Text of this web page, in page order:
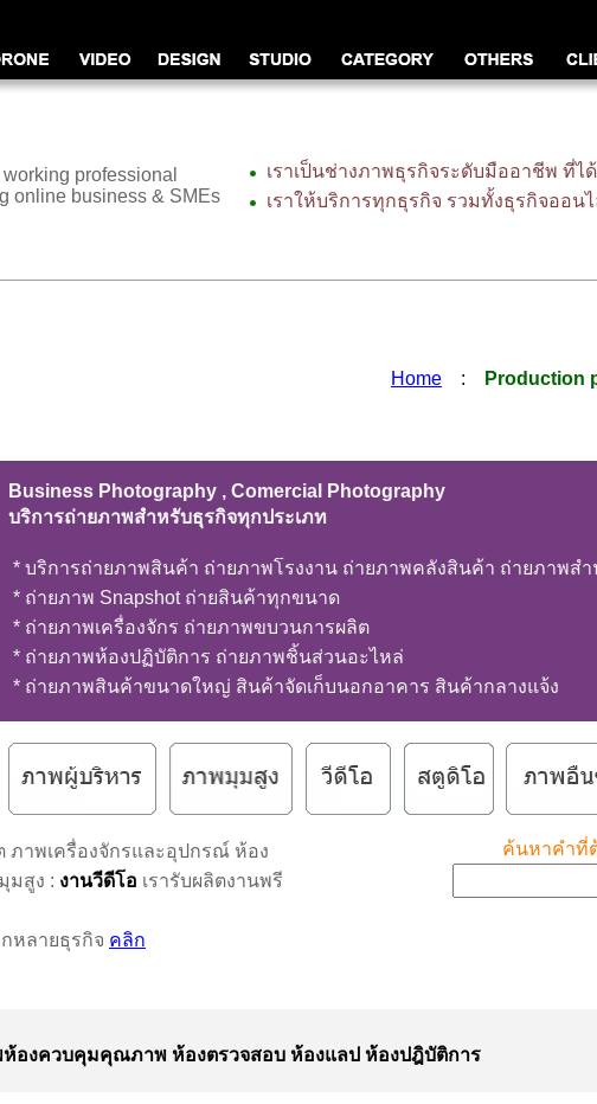
professional
online business & SMEs
เราเป็นช่างภาพธุรกิจระดับมืออาชีพ ที่
เราให้บริการทุกธุรกิจ รวมทั้งธุรกิจออน
Home : Production
Business Photography , Comercial Photography
บริการถ่ายภาพสำหรับธุรกิจทุกประเภท
* บริการถ่ายภาพสินค้า ถ่ายภาพโรงงาน ถ่ายภาพคลังสินค้า ถ่ายภาพส
* ถ่ายภาพ Snapshot ถ่ายสินค้าทุกขนาด
* ถ่ายภาพเครื่องจักร ถ่ายภาพขบวนการผลิต
* ถ่ายภาพห้องปฏิบัติการ ถ่ายภาพชิ้นส่วนอะไหล่
* ถ่ายภาพสินค้าขนาดใหญ่ สินค้าจัดเก็บนอกอาคาร สินค้ากลางแจ้ง
ภาพเครื่องจักรและอุปกรณ์ ห้อง
มสูง : งานวีดีโอ เรารับผลิตงานพรี
หลายธุรกิจ คลิก
ค้นหาคำที่
องควบคุมคุณภาพ ห้องตรวจสอบ ห้องแลป ห้องปฎิบัติการ